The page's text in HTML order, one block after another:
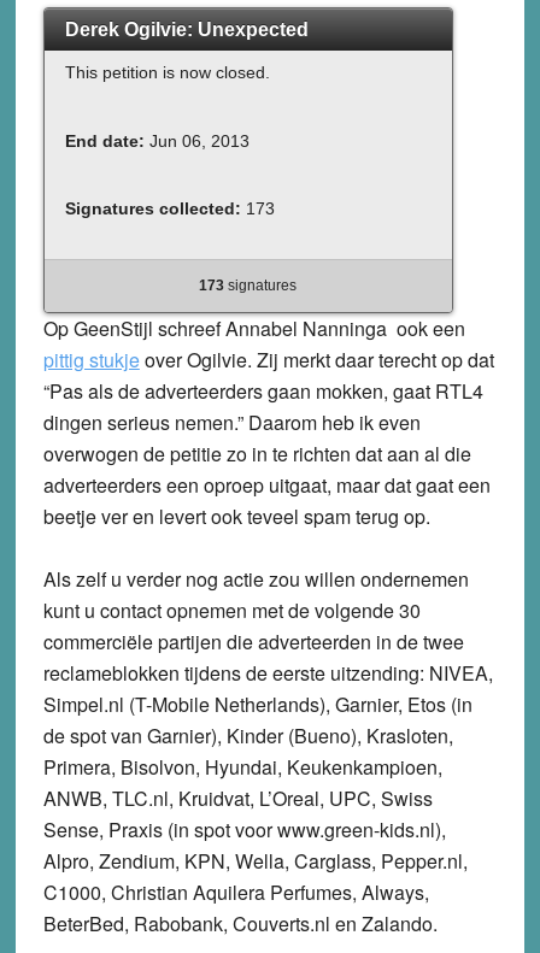
Derek Ogilvie: Unexpected
This petition is now closed.
End date: Jun 06, 2013
Signatures collected: 173
173 signatures
Op GeenStijl schreef Annabel Nanninga ook een
pittig stukjeover Ogilvie. Zij merkt daar terecht op dat
“Pas als de adverteerders gaan mokken, gaat RTL4
dingen serieus nemen.” Daarom heb ik even
overwogen de petitie zo in te richten dat aan al die
adverteerders een oproep uitgaat, maar dat gaat een
beetje ver en levert ook teveel spam terug op.
Als zelf u verder nog actie zou willen ondernemen
kunt u contact opnemen met de volgende 30
commerciële partijen die adverteerden in de twee
reclameblokken tijdens de eerste uitzending: NIVEA,
Simpel.nl (T-Mobile Netherlands), Garnier, Etos (in
de spot van Garnier), Kinder (Bueno), Krasloten,
Primera, Bisolvon, Hyundai, Keukenkampioen,
ANWB, TLC.nl, Kruidvat, L’Oreal, UPC, Swiss
Sense, Praxis (in spot voor www.green-kids.nl),
Alpro, Zendium, KPN, Wella, Carglass, Pepper.nl,
C1000, Christian Aquilera Perfumes, Always,
BeterBed, Rabobank, Couverts.nl en Zalando.